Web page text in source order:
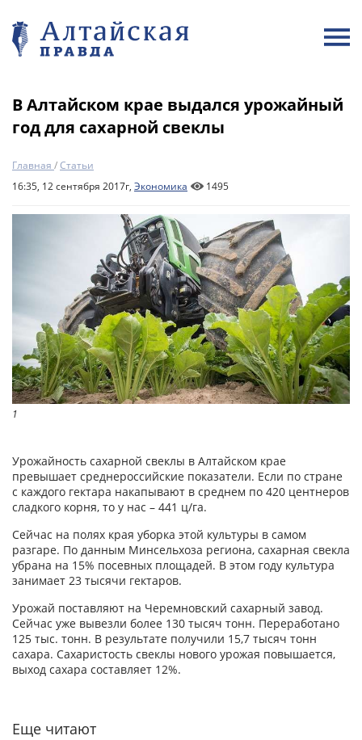
В Алтайском крае выдался урожайный
год для сахарной свеклы
Главная /Статьи
16:35, 12 сентября 2017г, Экономика 1495
1
Урожайность сахарной свеклы в Алтайском крае
превышает среднероссийские показатели. Если по стране
с каждого гектара накапывают в среднем по 420 центнеров
сладкого корня, то у нас – 441 ц/га.
Сейчас на полях края уборка этой культуры в самом
разгаре. По данным Минсельхоза региона, сахарная свекла
убрана на 15% посевных площадей. В этом году культура
занимает 23 тысячи гектаров.
Урожай поставляют на Черемновский сахарный завод.
Сейчас уже вывезли более 130 тысяч тонн. Переработано
125 тыс. тонн. В результате получили 15,7 тысяч тонн
сахара. Сахаристость свеклы нового урожая повышается,
выход сахара составляет 12%.
Еще читают